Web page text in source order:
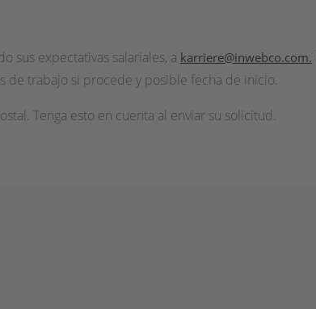
sus expectativas salariales, a karriere@inwebco.com.
de trabajo si procede y posible fecha de inicio.
Tenga esto en cuenta al enviar su solicitud.